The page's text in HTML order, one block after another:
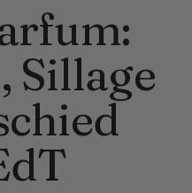
Sillage